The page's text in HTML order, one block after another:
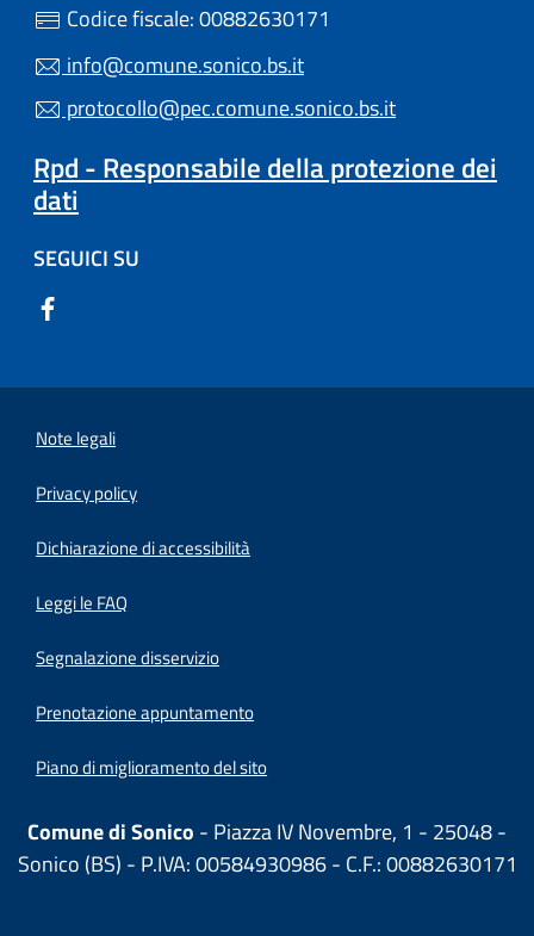
Codice fiscale: 00882630171
info@comune.sonico.bs.it
protocollo@pec.comune.sonico.bs.it
Rpd - Responsabile della protezione dei
dati
SEGUICI SU
Note legali
Privacy policy
Dichiarazione di accessibilità
Leggi le FAQ
Segnalazione disservizio
Prenotazione appuntamento
Piano di miglioramento del sito
Comune di Sonico - Piazza IV Novembre, 1 - 25048 -
Sonico (BS) - P.IVA: 00584930986 - C.F.: 00882630171